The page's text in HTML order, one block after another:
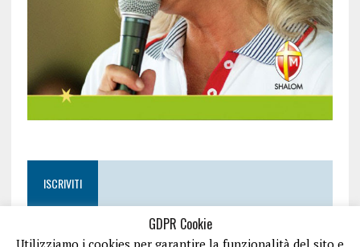
ISCRIVITI
GDPR Cookie
Utilizziamo i cookies per garantire la funzionalità del sito e